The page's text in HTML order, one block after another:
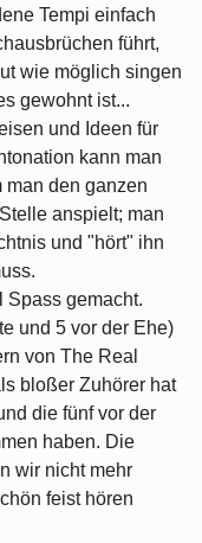
Tempi einfach
führt,
wie möglich singen
gewohnt ist...
und Ideen für
kann man
den ganzen
anspielt; man
und "hört" ihn
Spass gemacht.
und 5 vor der Ehe)
von The Real
bloßer Zuhörer hat
die fünf vor der
haben. Die
wir nicht mehr
feist hören